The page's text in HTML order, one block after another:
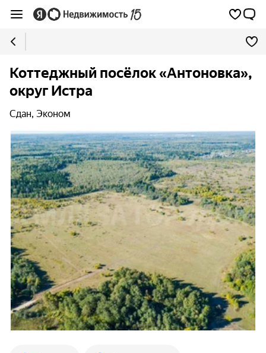
Коттеджный посёлок «Антоновка»,
округ Истра
Сдан, Эконом